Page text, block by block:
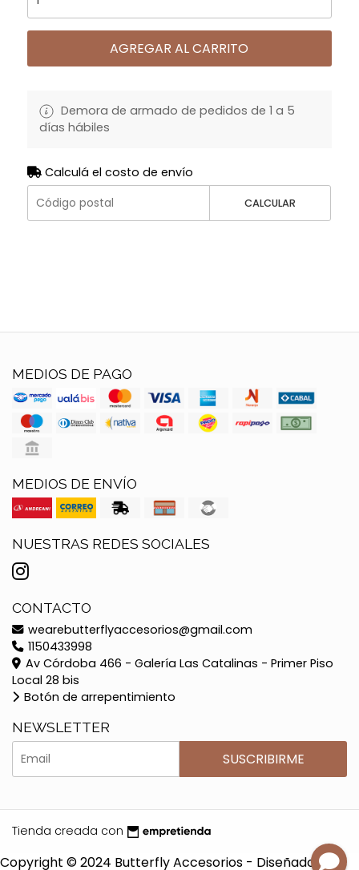
AGREGAR AL CARRITO
Demora de armado de pedidos de 1 a 5
días hábiles
Calculá el costo de envío
CALCULAR
MEDIOS DE PAGO
MEDIOS DE ENVÍO
NUESTRAS REDES SOCIALES
CONTACTO
wearebutterflyaccesorios@gmail.com
1150433998
Av Córdoba 466 - Galería Las Catalinas - Primer Piso
Local 28 bis
Botón de arrepentimiento
NEWSLETTER
SUSCRIBIRME
Tienda creada con
Copyright © 2024 Butterfly Accesorios - Diseñado por